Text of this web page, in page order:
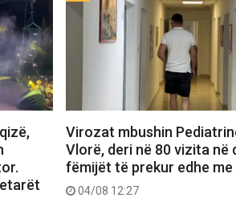
Virozat mbushin
Vlorë, deri në 80 vizita në
fëmijët të prekur edhe
04/08 12:27